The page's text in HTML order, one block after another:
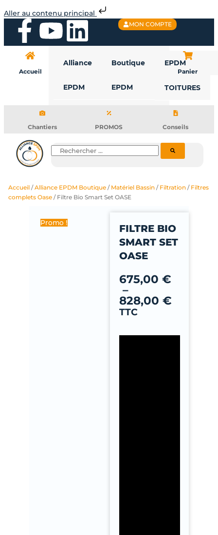
Aller au contenu principal
au
contenuF
a
c
b
o
o
k
Y
o
u
u
b
L
i
n
d
n
MON COMPTE
Accueil
Alliance
EPDM
Boutique
EPDM
EPDM
TOITURES
Panier
Chantiers PROMOS Conseils
Rechercher
Accueil/Alliance EPDM Boutique/ Matériel Bassin/ Filtration/ Filtres
complets Oase/ Filtre Bio Smart Set OASE
Promo !
FILTRE BIO
SMART SET
OASE
675,00 €
–
828,00 €675,00
TTC